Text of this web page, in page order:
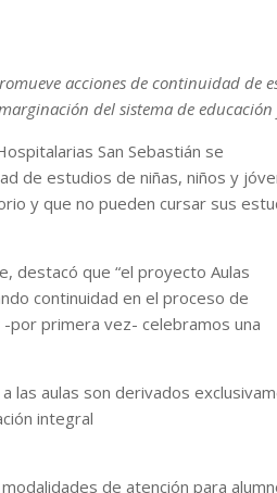
acciones de continuidad de
del sistema de
San Sebastián se
de estudios de niñas, niños y
y que no pueden cursar sus
destacó que “el proyecto Aulas
continuidad en el proceso de
por primera vez- celebramos una
las aulas son derivados
integral
de atención para